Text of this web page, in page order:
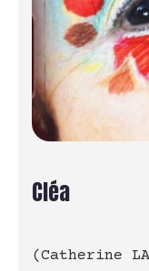
Cléa
(Catherine